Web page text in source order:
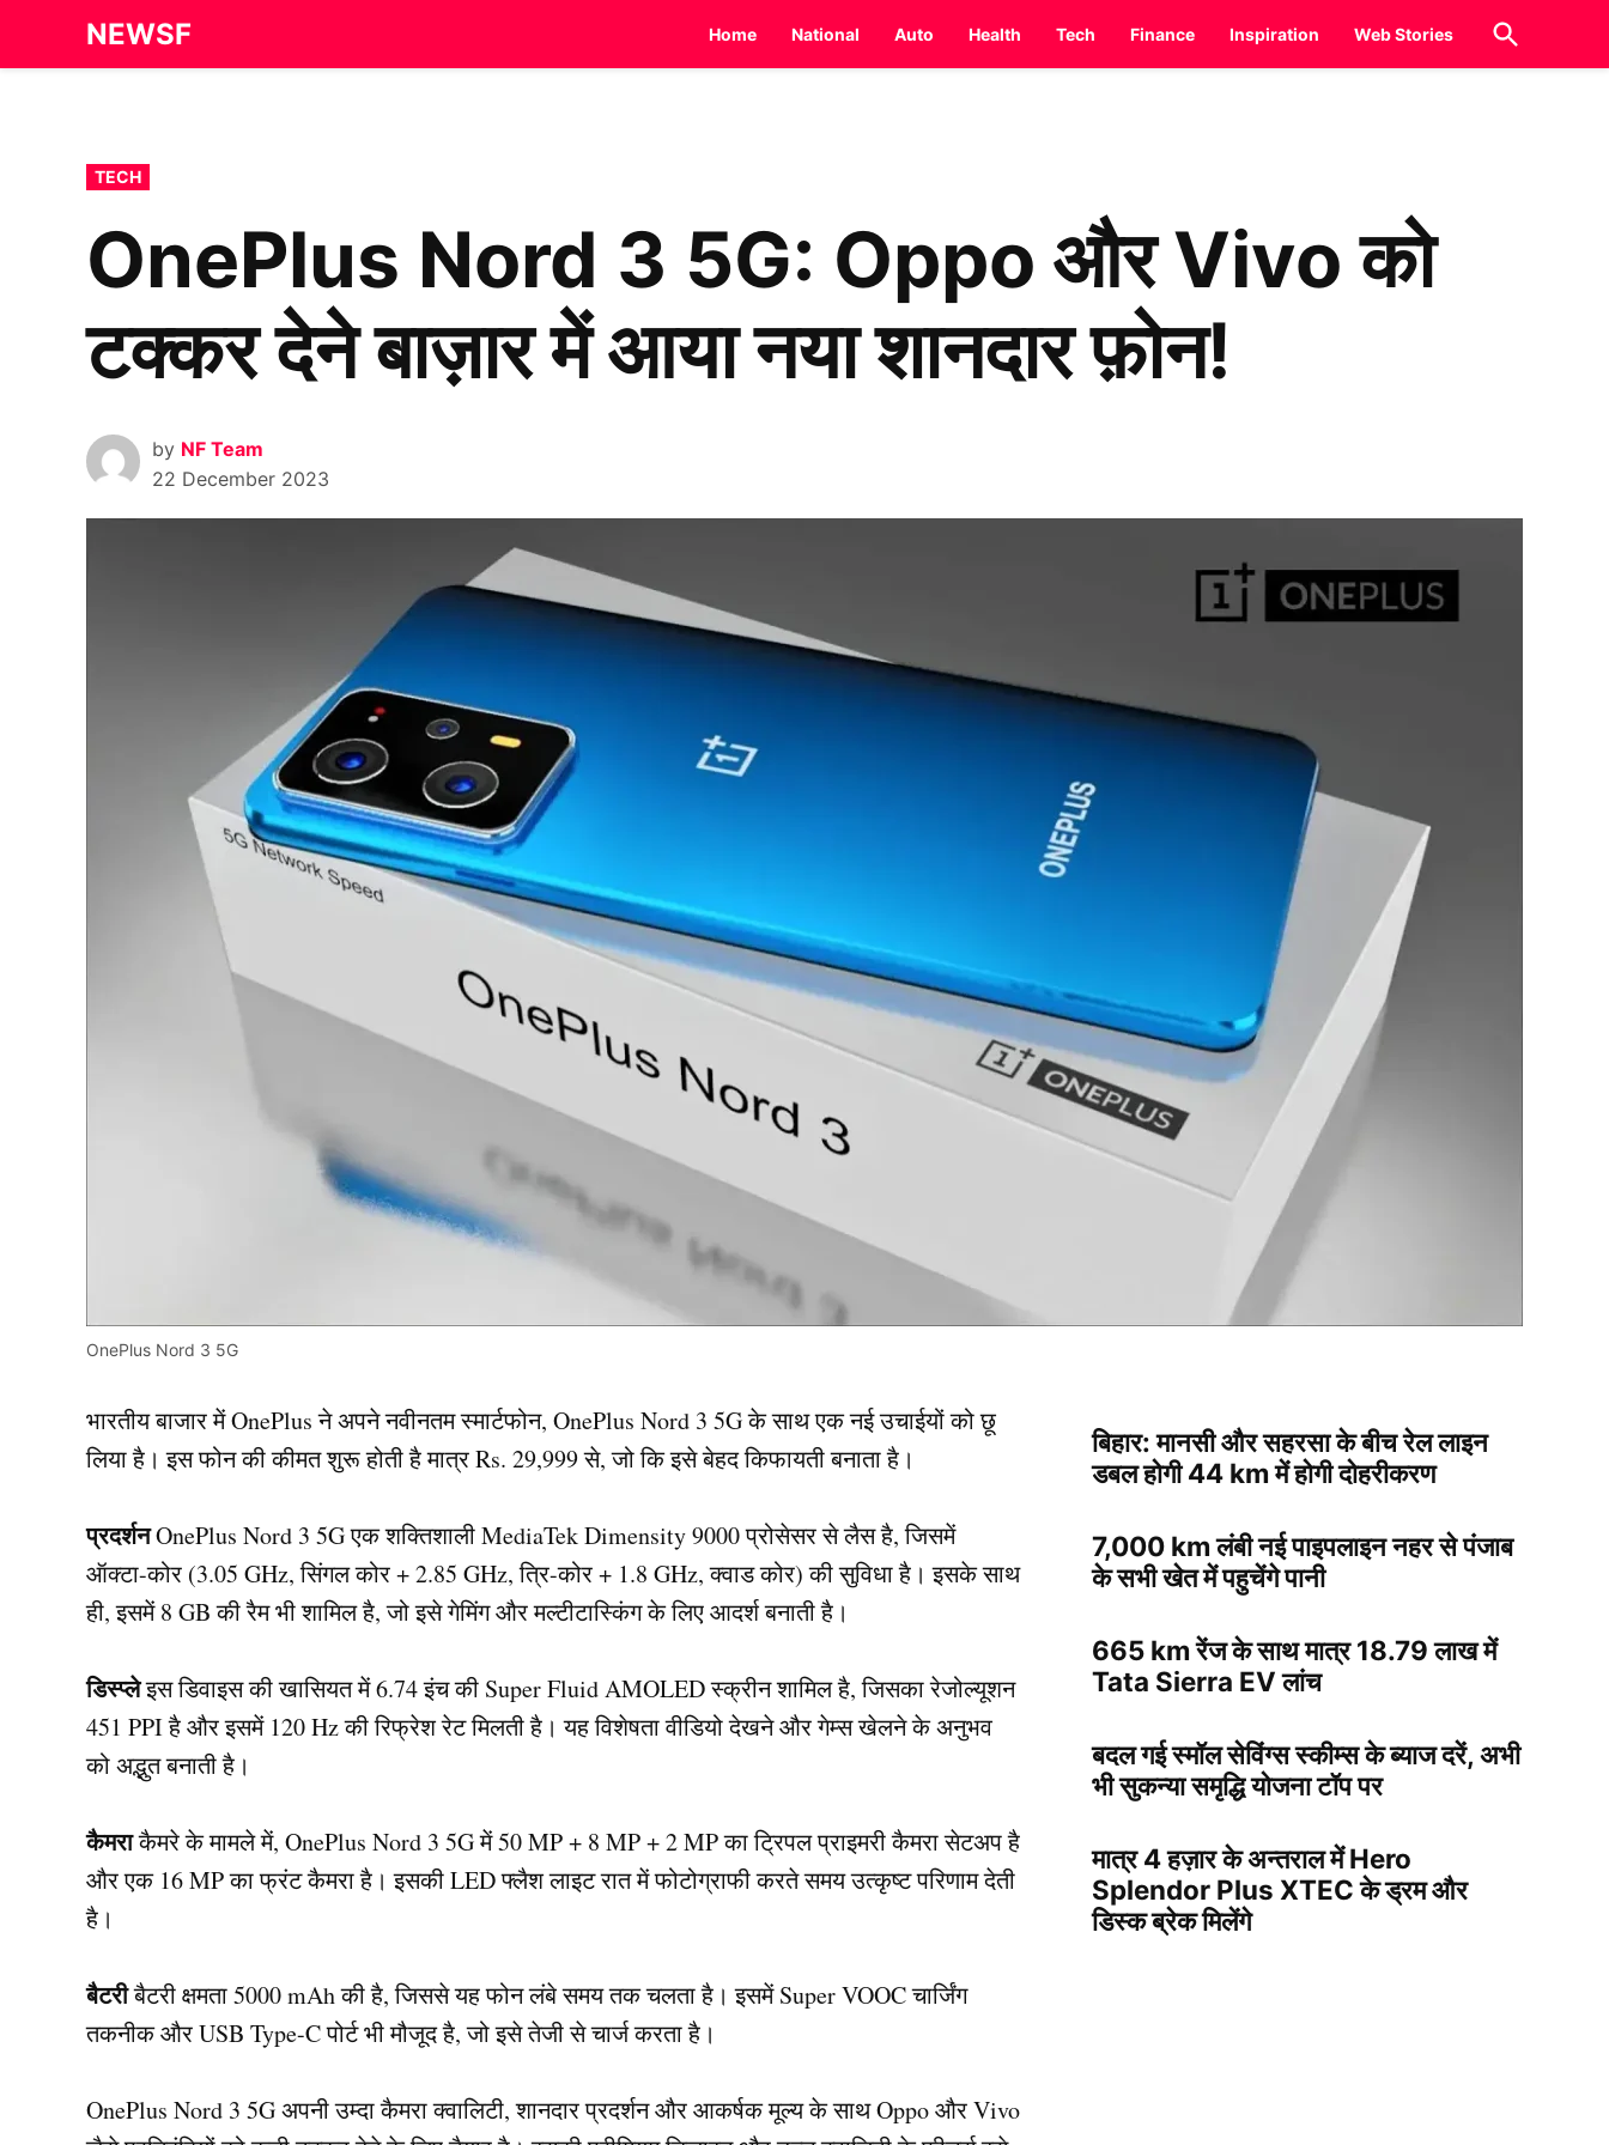
NEWSF Home National Auto Health Tech Finance Inspiration Web Stories
Open
Search
POSTED
IN
TECH
OnePlus Nord 3 5G: Oppo और Vivo को
टक्कर देने बाज़ार में आया नया शानदार फ़ोन!
by NF Team
22 December 2023
OnePlus Nord 3 5G
भारतीय बाजार में OnePlus ने अपने नवीनतम स्मार्टफोन, OnePlus Nord 3 5G के साथ एक नई उचाईयों को छू
लिया है। इस फोन की कीमत शुरू होती है मात्र Rs. 29,999 से, जो कि इसे बेहद किफायती बनाता है।
प्रदर्शनOnePlus Nord 3 5G एक शक्तिशाली MediaTek Dimensity 9000 प्रोसेसर से लैस है, जिसमें
ऑक्टा-कोर (3.05 GHz, सिंगल कोर + 2.85 GHz, त्रि-कोर + 1.8 GHz, क्वाड कोर) की सुविधा है। इसके साथ
ही, इसमें 8 GB की रैम भी शामिल है, जो इसे गेमिंग और मल्टीटास्किंग के लिए आदर्श बनाती है।
डिस्प्लेइस डिवाइस की खासियत में 6.74 इंच की Super Fluid AMOLED स्क्रीन शामिल है, जिसका रेजोल्यूशन
451 PPI है और इसमें 120 Hz की रिफ्रेश रेट मिलती है। यह विशेषता वीडियो देखने और गेम्स खेलने के अनुभव
को अद्भुत बनाती है।
कैमराकैमरे के मामले में, OnePlus Nord 3 5G में 50 MP + 8 MP + 2 MP का ट्रिपल प्राइमरी कैमरा सेटअप है
और एक 16 MP का फ्रंट कैमरा है। इसकी LED फ्लैश लाइट रात में फोटोग्राफी करते समय उत्कृष्ट परिणाम देती
है।
बैटरीबैटरी क्षमता 5000 mAh की है, जिससे यह फोन लंबे समय तक चलता है। इसमें Super VOOC चार्जिंग
तकनीक और USB Type-C पोर्ट भी मौजूद है, जो इसे तेजी से चार्ज करता है।
OnePlus Nord 3 5G अपनी उम्दा कैमरा क्वालिटी, शानदार प्रदर्शन और आकर्षक मूल्य के साथ Oppo और Vivo
बिहार: मानसी और सहरसा के बीच रेल लाइन
डबल होगी 44 km में होगी दोहरीकरण
7,000 km लंबी नई पाइपलाइन नहर से पंजाब
के सभी खेत में पहुचेंगे पानी
665 km रेंज के साथ मात्र 18.79 लाख में
Tata Sierra EV लांच
बदल गई स्मॉल सेविंग्स स्कीम्स के ब्याज दरें, अभी
भी सुकन्या समृद्धि योजना टॉप पर
मात्र 4 हज़ार के अन्तराल में Hero
Splendor Plus XTEC के ड्रम और
डिस्क ब्रेक मिलेंगे